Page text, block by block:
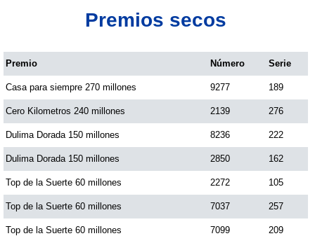
Culona noche
Dorado Mañana
Dorado Tarde
Dorado Noche
Premios secos
Premio Número Serie
Casa para siempre 270 millones 9277 189
Cero Kilometros 240 millones 2139 276
Dulima Dorada 150 millones 8236 222
Dulima Dorada 150 millones 2850 162
Top de la Suerte 60 millones 2272 105
Top de la Suerte 60 millones 7037 257
Top de la Suerte 60 millones 7099 209